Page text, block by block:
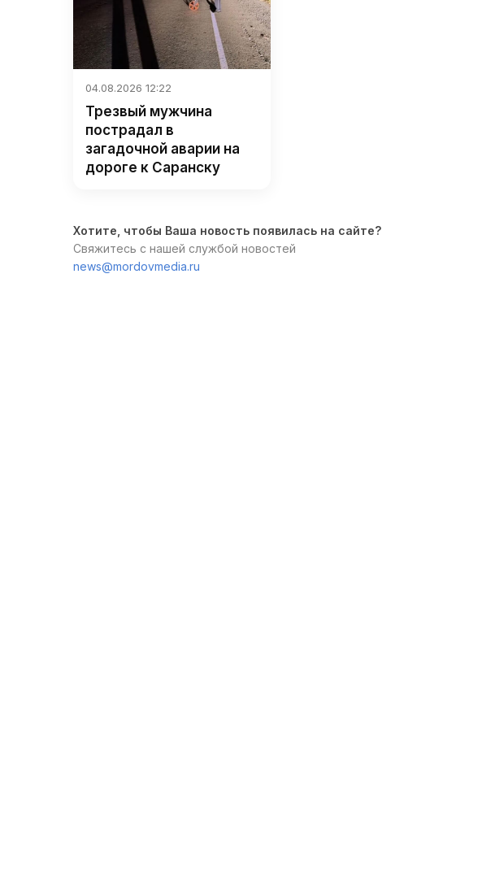
04.08.2026 12:22
Трезвый мужчина
пострадал в
загадочной аварии на
дороге к Саранску
Хотите, чтобы Ваша новость появилась на сайте?
Свяжитесь с нашей службой новостей
news@mordovmedia.ru